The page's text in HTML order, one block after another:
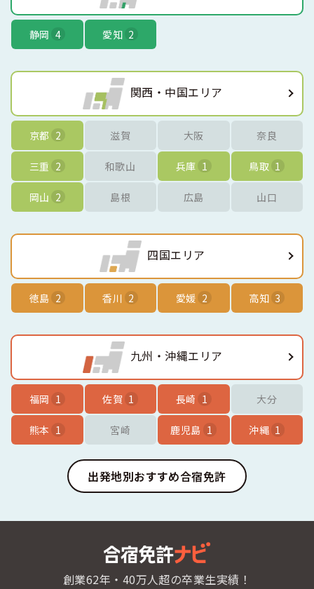
静岡 4 愛知 2
関西・中国エリア
京都 2 滋賀 大阪 奈良
三重 2 和歌山 兵庫 1 鳥取 1
岡山 2 島根 広島 山口
四国エリア
徳島 2 香川 2 愛媛 2 高知 3
九州・沖縄エリア
福岡 1 佐賀 1 長崎 1 大分
熊本 1 宮崎 鹿児島 1 沖縄 1
出発地別おすすめ合宿免許
創業62年・40万人超の卒業生実績！